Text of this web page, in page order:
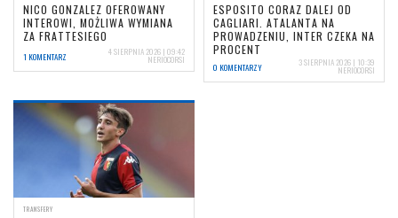
NICO GONZALEZ OFEROWANY
INTEROWI, MOŻLIWA WYMIANA
ZA FRATTESIEGO
1 KOMENTARZ 4 SIERPNIA 2026 | 09:42
NERIOCORSI
ESPOSITO CORAZ DALEJ OD
CAGLIARI. ATALANTA NA
PROWADZENIU, INTER CZEKA NA
PROCENT
0 KOMENTARZY 3 SIERPNIA 2026 | 10:39
NERIOCORSI
TRANSFERY